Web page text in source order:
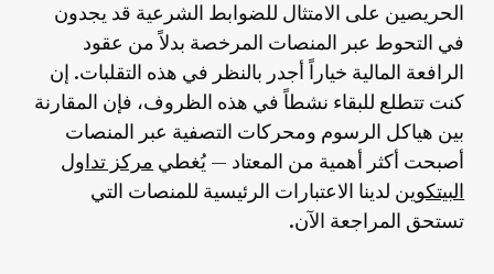
الحريصين على الامتثال للضوابط الشرعية قد يجدون
في التحوط عبر المنصات المرخصة بدلاً من عقود
الرافعة المالية خياراً أجدر بالنظر في هذه التقلبات. إن
كنت تتطلع للبقاء نشطاً في هذه الظروف، فإن المقارنة
بين هياكل الرسوم ومحركات التصفية عبر المنصات
أصبحت أكثر أهمية من المعتاد — يُغطي مركز تداول
البيتكوين لدينا الاعتبارات الرئيسية للمنصات التي
تستحق المراجعة الآن.